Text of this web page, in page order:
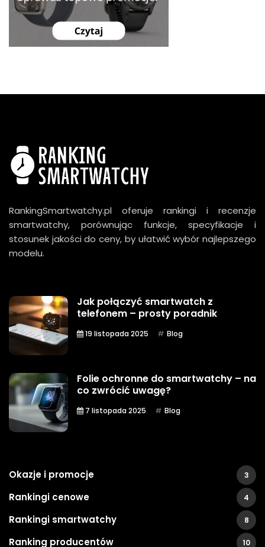
RankingSmartwatchy.pl oferuje rankingi i recenzje
smartwatchy, porównując funkcje, specyfikacje i
stosunek jakości do ceny, by ułatwić wybór najlepszego
modelu.
Jak połączyć smartwatch z
telefonem – prosty poradnik
19 listopada 2025 Blog
Folie ochronne do smartwatchy – na
co zwrócić uwagę?
7 listopada 2025 Blog
Okazje i promocje 3
Rankingi cenowe 4
Rankingi smartwatchy 8
Ranking producentów 10